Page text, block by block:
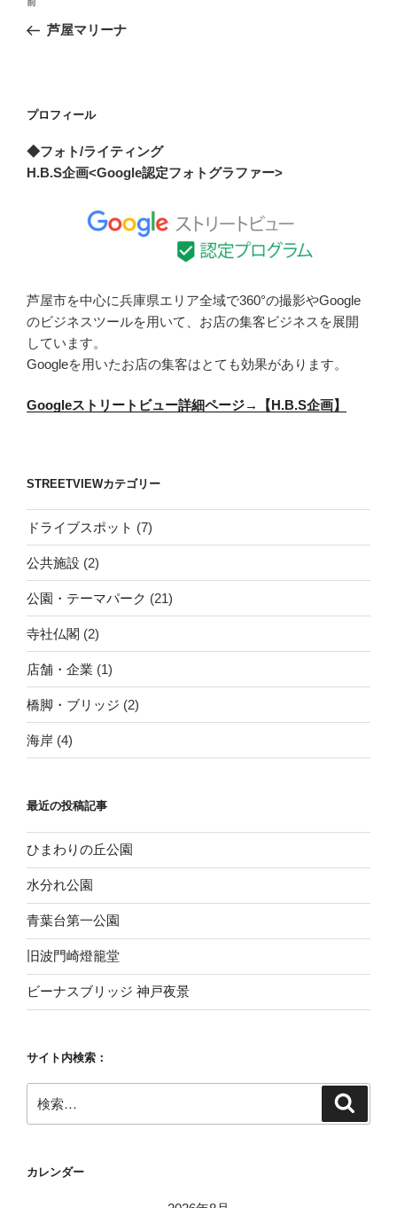
ナ
ー
シ
ョ
前
の
芦屋マリーナ
プロフィール
◆フォト/ライティング
H.B.S企画<Google認定フォトグラファー>
芦屋市を中心に兵庫県エリア全域で360°の撮影やGoogle
のビジネスツールを用いて、お店の集客ビジネスを展開
しています。
Googleを用いたお店の集客はとても効果があります。
Googleストリートビュー詳細ページ→【H.B.S企画】
STREETVIEWカテゴリー
ドライブスポット (7)
公共施設 (2)
公園・テーマパーク (21)
寺社仏閣 (2)
店舗・企業 (1)
橋脚・ブリッジ (2)
海岸 (4)
最近の投稿記事
ひまわりの丘公園
水分れ公園
青葉台第一公園
旧波門崎燈籠堂
ビーナスブリッジ 神戸夜景
サイト内検索：
索:
カレンダー